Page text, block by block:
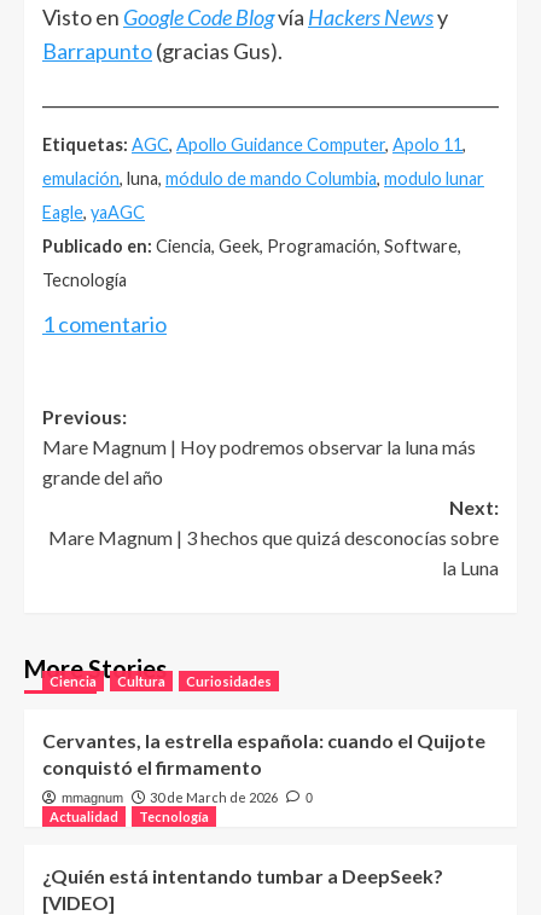
Visto en Google Code Blogvía Hackers Newsy
Barrapunto(gracias Gus).
Etiquetas: AGC, Apollo Guidance Computer, Apolo 11,
emulación, luna, módulo de mando Columbia, modulo lunar
Eagle, yaAGC
Publicado en: Ciencia, Geek, Programación, Software,
Tecnología
1 comentario
Post
navigation
Previous:
Mare Magnum | Hoy podremos observar la luna más
grande del año
Next:
Mare Magnum | 3 hechos que quizá desconocías sobre
la Luna
More Stories
Ciencia Cultura Curiosidades
Cervantes, la estrella española: cuando el Quijote
conquistó el firmamento
mmagnum 30 de March de 2026 0
Actualidad Tecnología
¿Quién está intentando tumbar a DeepSeek?
[VIDEO]